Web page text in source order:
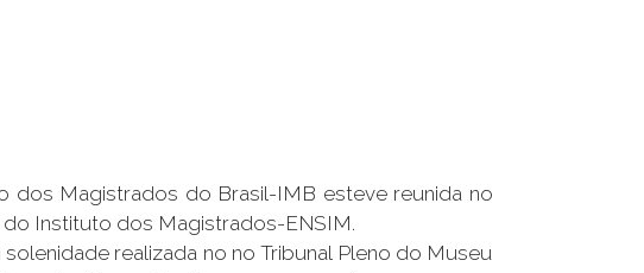
dos Magistrados do Brasil-IMB esteve reunida no
Instituto dos Magistrados-ENSIM.
realizada no no Tribunal Pleno do Museu